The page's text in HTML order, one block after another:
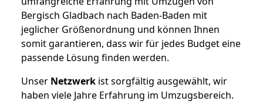
Bergisch Gladbach nach Baden-Baden mit
jeglicher Größenordnung und können Ihnen
somit garantieren, dass wir für jedes Budget eine
passende Lösung finden werden.
Unser Netzwerk ist sorgfältig ausgewählt, wir
haben viele Jahre Erfahrung im Umzugsbereich.